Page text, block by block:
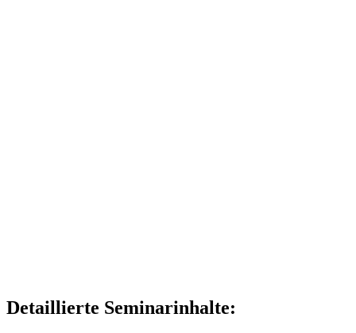
Detaillierte Seminarinhalte: